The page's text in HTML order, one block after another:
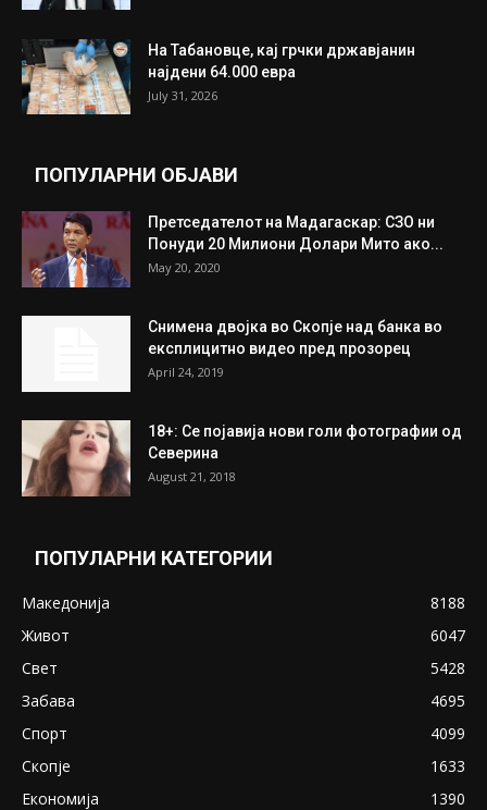
На Табановце, кај грчки државјанин
најдени 64.000 евра
July 31, 2026
ПОПУЛАРНИ ОБЈАВИ
Претседателот на Мадагаскар: СЗО ни
Понуди 20 Милиони Долари Мито ако...
May 20, 2020
Снимена двојка во Скопје над банка во
експлицитно видео пред прозорец
April 24, 2019
18+: Се појавија нови голи фотографии од
Северина
August 21, 2018
ПОПУЛАРНИ КАТЕГОРИИ
Македонија
8188
Живот
6047
Свет
5428
Забава
4695
Спорт
4099
Скопје
1633
Економија
1390